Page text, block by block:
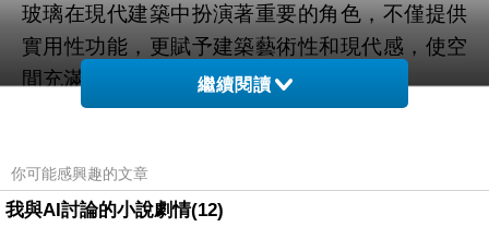
玻璃在現代建築中扮演著重要的角色，不僅提供
實用性功能，更賦予建築藝術性和現代感，使空
間充滿設計與科技的魅力。
玻璃屏風作為室內裝飾的一部分，不僅可以分隔
風的設計與款式時，有幾個重要的因素需要考
慮。
繼續閱讀
你可能感興趣的文章
我與AI討論的小說劇情(12)